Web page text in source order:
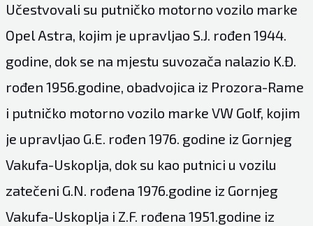
Učestvovali su putničko motorno vozilo marke
Opel Astra, kojim je upravljao S.J. rođen 1944.
godine, dok se na mjestu suvozača nalazio K.Đ.
rođen 1956.godine, obadvojica iz Prozora-Rame
i putničko motorno vozilo marke VW Golf, kojim
je upravljao G.E. rođen 1976. godine iz Gornjeg
Vakufa-Uskoplja, dok su kao putnici u vozilu
zatečeni G.N. rođena 1976.godine iz Gornjeg
Vakufa-Uskoplja i Z.F. rođena 1951.godine iz